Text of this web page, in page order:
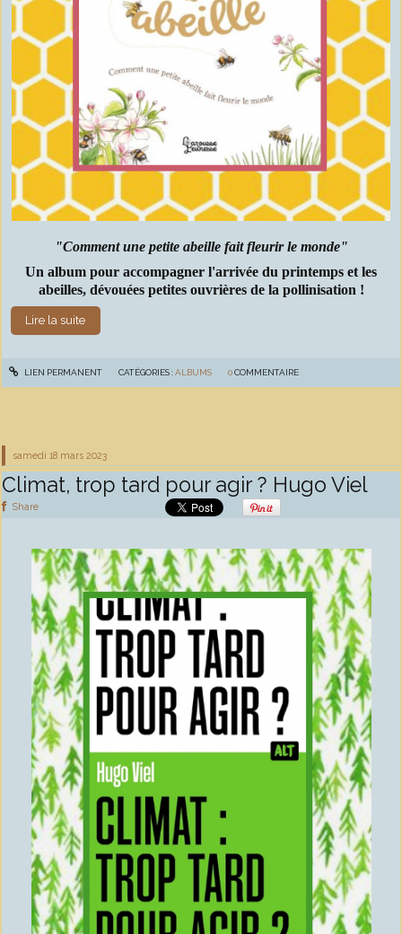
"Comment une petite abeille fait fleurir le monde"
Un album pour accompagner l'arrivée du printemps et les
abeilles, dévouées petites ouvrières de la pollinisation !
Lire la suite
LIEN PERMANENT CATÉGORIES :ALBUMS 0COMMENTAIRE
samedi 18 mars 2023
Climat, trop tard pour agir ? Hugo Viel
Share